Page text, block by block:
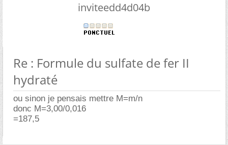
inviteedd4d04b
Re : Formule du sulfate de fer II
hydraté
ou sinon je pensais mettre M=m/n
donc M=3,00/0,016
=187,5